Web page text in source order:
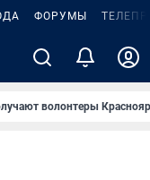
ФОРУМЫ
волонтеры